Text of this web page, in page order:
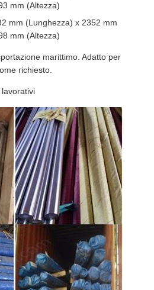
mm (Altezza)
mm (Lunghezza) x 2352 mm
mm (Altezza)
marittimo. Adatto per
richiesto.